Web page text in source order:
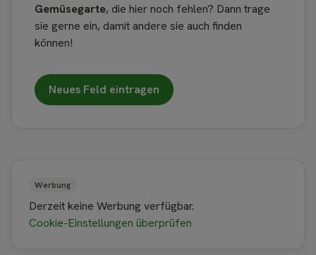
Gemüsegarte, die hier noch fehlen? Dann trage
sie gerne ein, damit andere sie auch finden
können!
Neues Feld eintragen
Werbung
Derzeit keine Werbung verfügbar.
Cookie-Einstellungen überprüfen